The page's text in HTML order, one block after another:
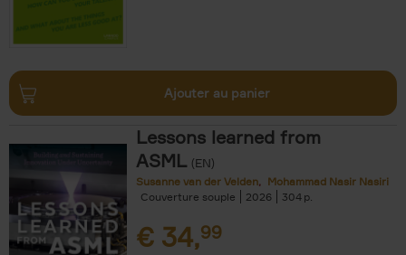
Ajouter au panier
Lessons learned from
ASML (EN)
Susanne van der Velden
Mohammad Nasir Nasiri
Couverture souple
2026 304
€ 34,99